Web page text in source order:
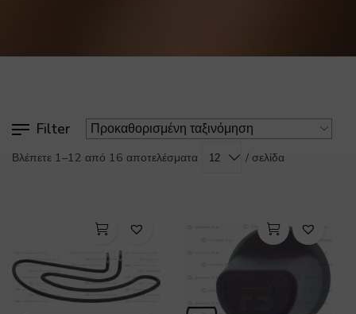
Filter
Βλέπετε 1–12 από 16 αποτελέσματα / σελίδα